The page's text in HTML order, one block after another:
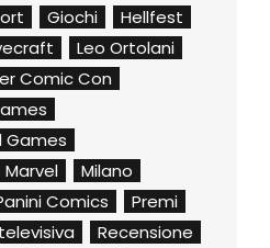
Giochi
Hellfest
Leo Ortolani
Comic Con
Games
Marvel
Milano
Comics
Premi
Recensione